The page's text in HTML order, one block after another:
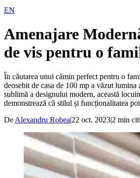
EN
Amenajare
de vis pentru o
În căutarea unui cămin perfect pentru o
deosebit de casa de 100 mp a văzut lumina
sublimă a designului modern, această
demonstrează că stilul și funcționalitatea
De Alexandru Robea|22 oct. 2023|2 min